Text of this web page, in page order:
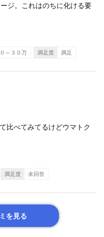
を見る
ジ。これはのちに化ける要
～３０万 満足度 満足
比べてみてるけどウマトク
満足度 未回答